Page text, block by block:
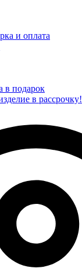
и оплата
в подарок
в рассрочку!